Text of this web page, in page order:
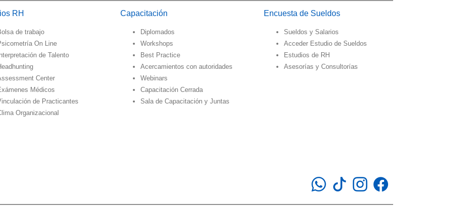
RH
de trabajo
On Line
de Talento
Center
Médicos
de Practicantes
Organizacional
Capacitación
Diplomados
Workshops
Best Practice
Acercamientos con autoridades
Webinars
Capacitación Cerrada
Sala de Capacitación y Juntas
Encuesta de Sueldos
Sueldos y Salarios
Acceder Estudio de Sueldos
Estudios de RH
Asesorías y Consultorías